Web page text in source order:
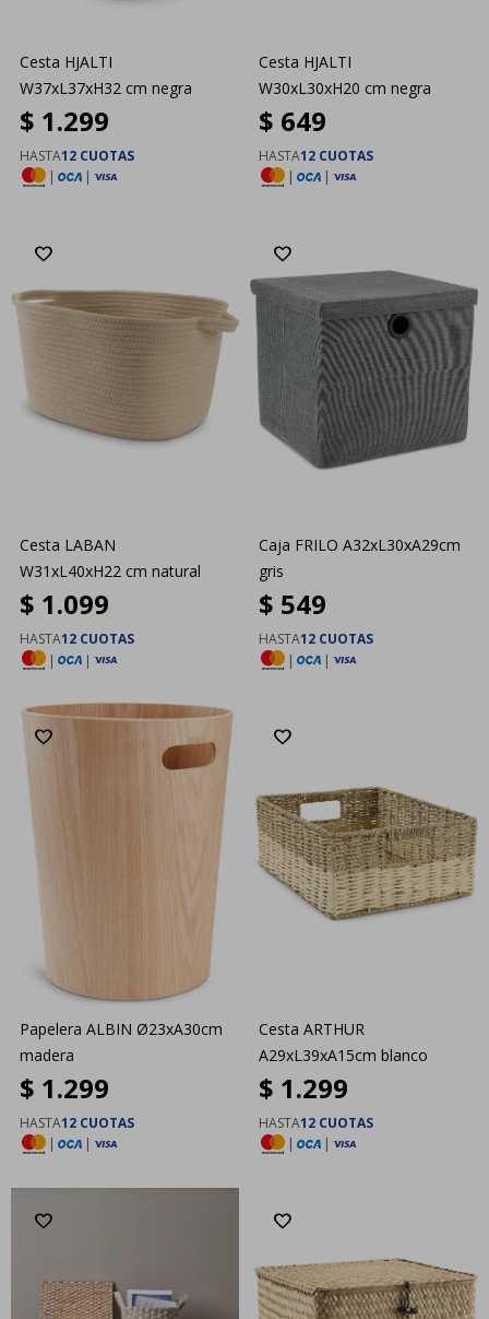
Cesta HJALTI
W37xL37xH32 cm negra
$ 1.299
HASTA12 CUOTAS
|
|
Cesta HJALTI
W30xL30xH20 cm negra
$ 649
HASTA12 CUOTAS
|
|
Cesta LABAN
W31xL40xH22 cm natural
$ 1.099
HASTA12 CUOTAS
|
|
Caja FRILO A32xL30xA29cm
gris
$ 549
HASTA12 CUOTAS
|
|
Papelera ALBIN Ø23xA30cm
madera
$ 1.299
HASTA12 CUOTAS
|
|
Cesta ARTHUR
A29xL39xA15cm blanco
$ 1.299
HASTA12 CUOTAS
|
|